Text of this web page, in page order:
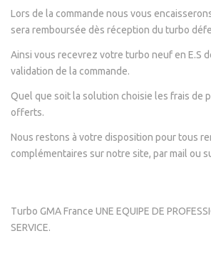
Lors de la commande nous vous
sera remboursée dès réception du turbo
Ainsi vous recevrez votre turbo neuf en E.S
validation de la commande.
Quel que soit la solution choisie les frais de
offerts.
Nous restons à votre disposition pour tous
complémentaires sur notre site, par mail ou
Turbo GMA France UNE EQUIPE DE
SERVICE.